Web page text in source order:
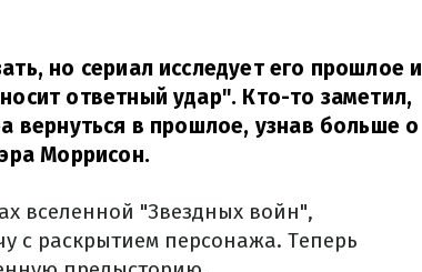
но сериал исследует его прошлое и
ответный удар". Кто-то заметил,
вернуться в прошлое, узнав больше о
Моррисон.
вселенной "Звездных войн",
с раскрытием персонажа. Теперь